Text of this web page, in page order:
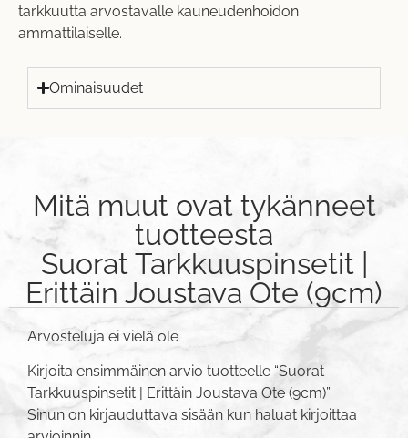
tarkkuutta arvostavalle kauneudenhoidon
ammattilaiselle.
Ominaisuudet
Mitä muut ovat tykänneet
tuotteesta
Suorat Tarkkuuspinsetit |
Erittäin Joustava Ote (9cm)
Arvosteluja ei vielä ole
Kirjoita ensimmäinen arvio tuotteelle “Suorat
Tarkkuuspinsetit | Erittäin Joustava Ote (9cm)”
Sinun on kirjauduttava sisään kun haluat kirjoittaa